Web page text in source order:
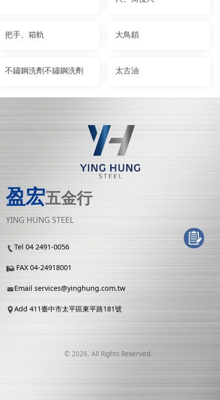
把手、箱軌 大鳥鎖
不鏽鋼洗劑不鏽鋼洗劑 太古油
盈宏五金行
YING HUNG STEEL
Tel 04 2491-0056
FAX 04-24918001
Email services@yinghung.com.tw
Add 411臺中市太平區東平路181號
© 2026, All Rights Reserved.